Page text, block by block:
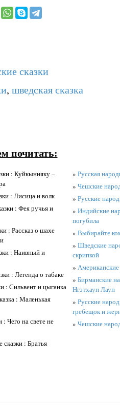
сказки
, шведская сказка
почитать:
: Куйкынняку –
: Лисица и волк
: Фея ручья и
: Рассказ о шахе
: Наивный и
: Легенда о табаке
: Сильвент и цыганка
: Маленькая
Чего на свете не
: Братья
» Русская
» Чешские
» Русские
» Индийские
погубила
» Выбирайте
» Шведские
скрипкой
»
» Бирманские
Нгэтхаун Лаун
» Русские
гребещок и
» Чешские